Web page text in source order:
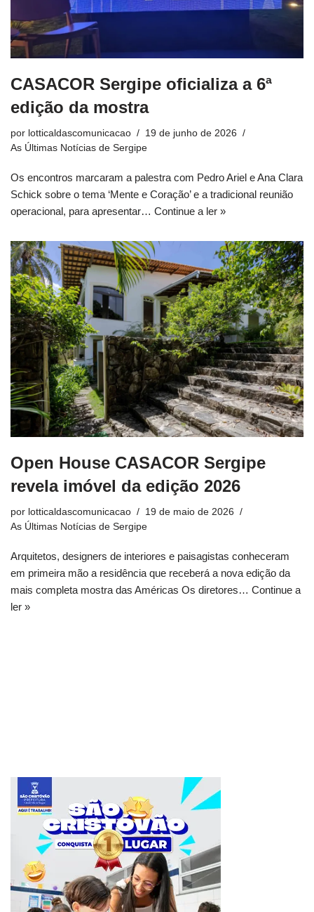
CASACOR Sergipe oficializa a 6ª
edição da mostra
por lotticaldascomunicacao
19 de junho de 2026
As Últimas Notícias de Sergipe
Os encontros marcaram a palestra com Pedro Ariel e Ana Clara
Schick sobre o tema ‘Mente e Coração’ e a tradicional reunião
operacional, para apresentar… Continue a ler »
Open House CASACOR Sergipe
revela imóvel da edição 2026
por lotticaldascomunicacao
19 de maio de 2026
As Últimas Notícias de Sergipe
Arquitetos, designers de interiores e paisagistas conheceram
em primeira mão a residência que receberá a nova edição da
mais completa mostra das Américas Os diretores… Continue a
ler »